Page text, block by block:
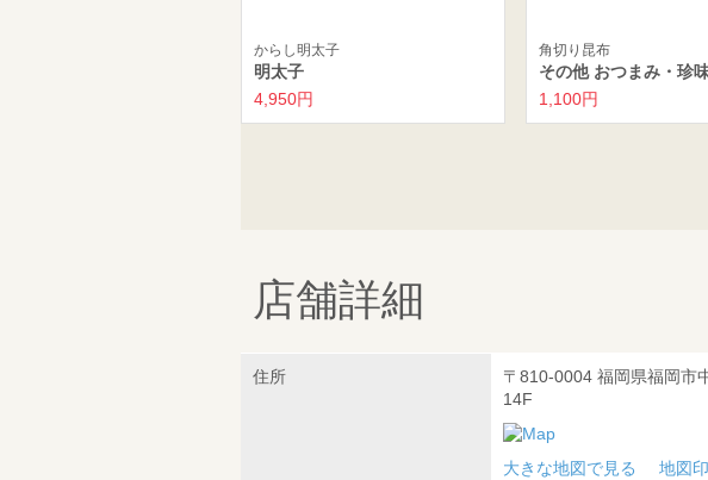
からし明太子
明太子
4,950円
角切り昆布
その他 おつまみ・珍
1,100円
店舗詳細
住所
〒810-0004 福岡県福岡市
14F
大きな地図で見る 地図